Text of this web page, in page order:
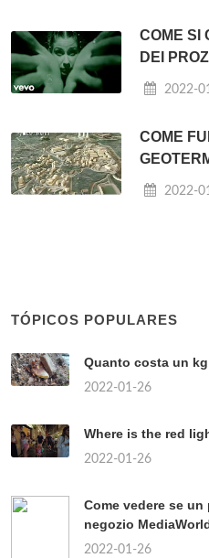
COME SI
DEI
2022-
COME
2022-
TÓPICOS POPULARES
Quanto costa un
2022-01-26
Where is the red
2022-01-26
Come vedere se
negozio
2022-01-26